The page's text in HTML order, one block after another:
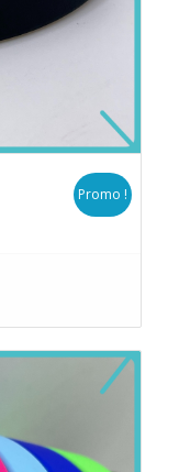
Promo !